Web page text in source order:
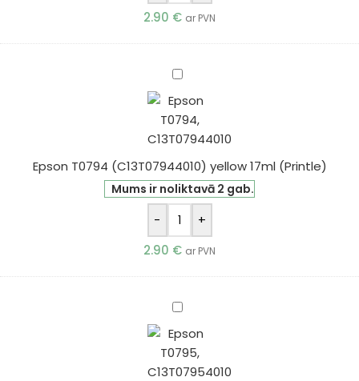
2.90 € ar PVN
Epson
(C13T07944010)
yellow
(Printle)
Epson T0794 (C13T07944010) yellow 17ml (Printle)
Mums ir noliktavā 2 gab.
-
+
2.90 € ar PVN
Epson
(C13T07954010)
light